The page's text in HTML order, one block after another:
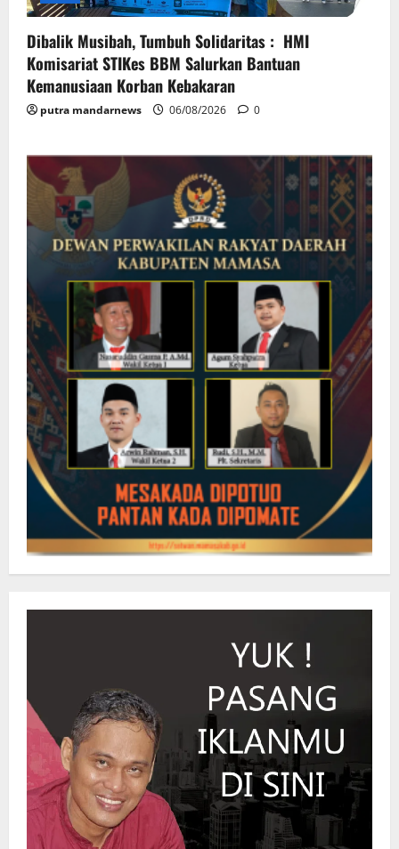
Dibalik Musibah, Tumbuh Solidaritas : HMI
Komisariat STIKes BBM Salurkan Bantuan
Kemanusiaan Korban Kebakaran
putra mandarnews 06/08/2026 0